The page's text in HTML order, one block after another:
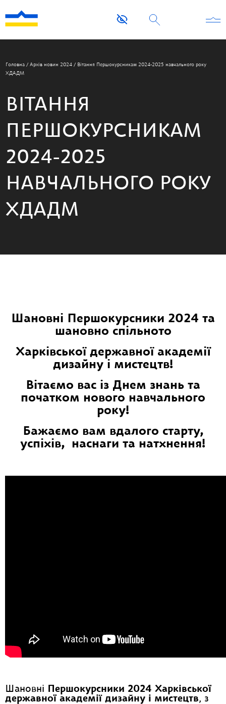
Головна / Архів новин 2024 / Вітання Першокурсникам 2024-2025 навчального року
ХДАДМ
ВІТАННЯ
ПЕРШОКУРСНИКАМ
2024-2025
НАВЧАЛЬНОГО РОКУ
ХДАДМ
Шановні Першокурсники 2024 та
шановно спільното
Харківської державної академії
дизайну і мистецтв!
Вітаємо вас із Днем знань та
початком нового навчального
року!
Бажаємо вам вдалого старту,
успіхів, наснаги та натхнення!
Шановні
Першокурсники 2024 Харківської
державної академії дизайну і мистецтв, з